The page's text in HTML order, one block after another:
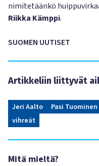
nimitetäänkö
Riikka Kämppi.
SUOMEN UUTISET
Artikkeliin liittyvät
Jeri Aalto Pasi Tuominen
vihreät
Mitä mieltä?